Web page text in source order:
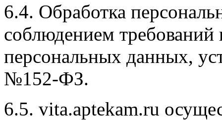
6.4. Обработка
соблюдением
персональных данных,
№152-ФЗ.
6.5. vita.aptekam.ru